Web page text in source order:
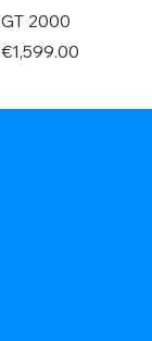
GT 2000
Price
€1,599.00